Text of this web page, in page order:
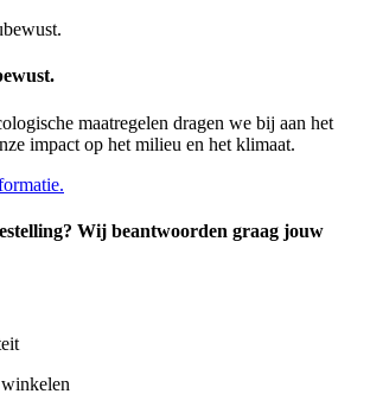
maatregelen dragen we bij aan het
impact op het milieu en het klimaat.
Wij beantwoorden graag jouw